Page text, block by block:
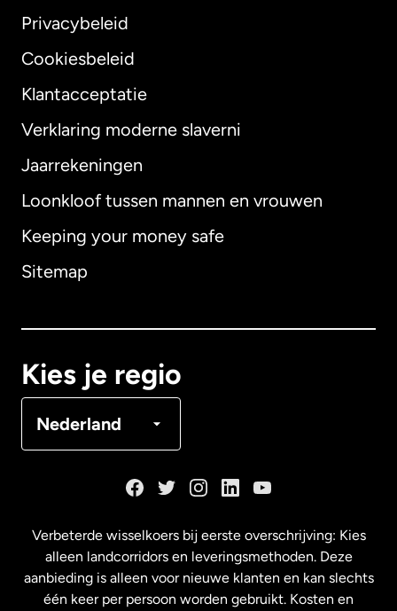
Privacybeleid
Cookiesbeleid
Klantacceptatie
Verklaring moderne slaverni
Jaarrekeningen
Loonkloof tussen mannen en vrouwen
Keeping your money safe
Sitemap
Kies je regio
Nederland
Internationaal English
Australië
Maleisië
Verbeterde wisselkoers bij eerste overschrijving: Kies
alleen landcorridors en leveringsmethoden. Deze
aanbieding is alleen voor nieuwe klanten en kan slechts
één keer per persoon worden gebruikt. Kosten en